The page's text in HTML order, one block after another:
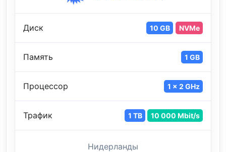
Диск 10 GB NVMe
Память 1 GB
Процессор 1 x 2 GHz
Трафик 1 TB 10 000 Mbit/s
Нидерланды